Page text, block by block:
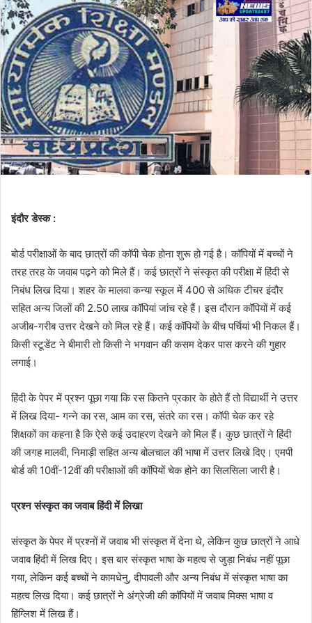
इंदौर डेस्क :
बोर्ड परीक्षाओं के बाद छात्रों की कॉपी चेक होना शुरू हो गई है। कॉपियों में बच्चों ने
तरह तरह के जवाब पढ़ने को मिले हैं। कई छात्रों ने संस्कृत की परीक्षा में हिंदी से
निबंध लिख दिया। शहर के मालवा कन्या स्कूल में 400 से अधिक टीचर इंदौर
सहित अन्य जिलों की 2.50 लाख कॉपियां जांच रहे हैं। इस दौरान कॉपियों में कई
अजीब-गरीब उत्तर देखने को मिल रहे हैं। कई कॉपियों के बीच पर्चियां भी निकल हैं।
किसी स्टूडेंट ने बीमारी तो किसी ने भगवान की कसम देकर पास करने की गुहार
लगाई।
हिंदी के पेपर में प्रश्न पूछा गया कि रस कितने प्रकार के होते हैं तो विद्यार्थी ने उत्तर
में लिख दिया- गन्ने का रस, आम का रस, संतरे का रस। कॉपी चेक कर रहे
शिक्षकों का कहना है कि ऐसे कई उदाहरण देखने को मिल हैं। कुछ छात्रों ने हिंदी
की जगह मालवी, निमाड़ी सहित अन्य बोलचाल की भाषा में उत्तर लिखे दिए। एमपी
बोर्ड की 10वीं-12वीं की परीक्षाओं की कॉपियों चेक होने का सिलसिला जारी है।
प्रश्न संस्कृत का जवाब हिंदी में लिखा
संस्कृत के पेपर में प्रश्नों में जवाब भी संस्कृत में देना थे, लेकिन कुछ छात्रों ने आधे
जवाब हिंदी में लिख दिए। इस बार संस्कृत भाषा के महत्व से जुड़ा निबंध नहीं पूछा
गया, लेकिन कई बच्चों ने कामधेनु, दीपावली और अन्य निबंध में संस्कृत भाषा का
महत्व लिख दिया। कई छात्रों ने अंग्रेजी की कॉपियों में जवाब मिक्स भाषा व
हिंग्लिश में लिख हैं।